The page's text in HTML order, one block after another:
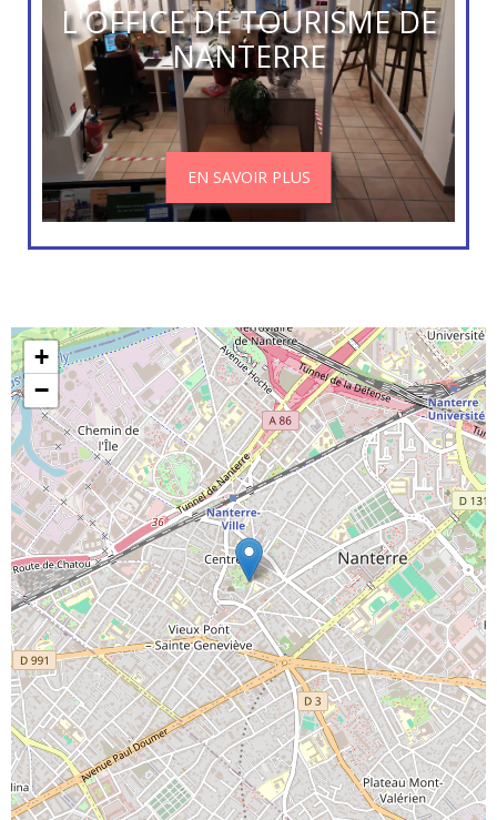
L'OFFICE DE TOURISME DE
NANTERRE
EN SAVOIR PLUS
+
−